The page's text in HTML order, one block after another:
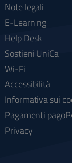
Note legali
E-Learning
Help Desk
Sostieni UniCa
Wi-Fi
Accessibilità
Informativa sui
Pagamenti
Privacy